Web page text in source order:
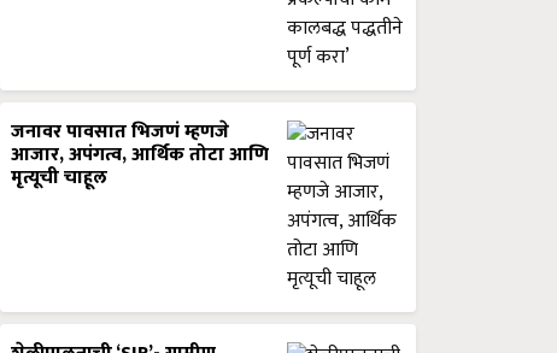
जनावर पावसात भिजणं म्हणजे
आजार, अपंगत्व, आर्थिक तोटा आणि
मृत्यूची चाहूल